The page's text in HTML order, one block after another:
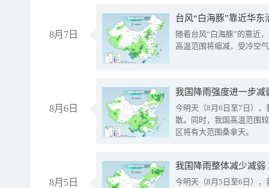
8月7日
台风“白海豚”靠近华
随着台风“白海豚”的靠近
高温范围将缩减，受冷空
8月6日
今明天（8月6日至7日）
散。同时，我国高温范围
区将有大范围桑拿天。
8月5日
我国降雨整体减少减弱
今明天（8月5日至6日）